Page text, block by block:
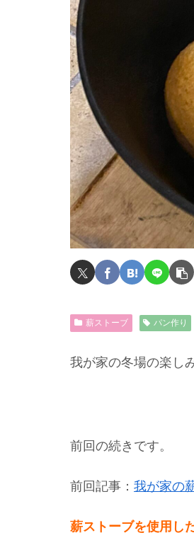
薪ストーブ パン作り
我が家の冬場の楽し
前回の続きです。
前回記事： 我が家の
薪ストーブを使用し